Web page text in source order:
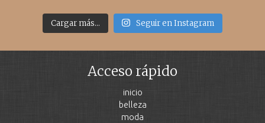
Cargar más... Seguir en Instagram
Acceso rápido
inicio
belleza
moda